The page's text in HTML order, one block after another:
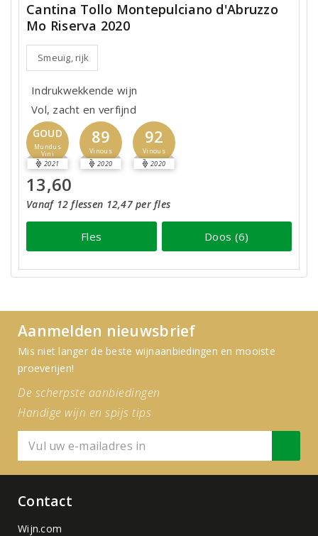
Cantina Tollo Montepulciano d'Abruzzo
Mo Riserva 2020
Smeuïg, rijk
Indrukwekkende wijn
Vol, zacht en verfijnd
GOUD
Mundus
Vini
2021
89
Vinous
2020
92
Vinous
2020
13,60
Vanaf 12 flessen 12,47 per fles
Fles Doos (6)
Aanmelden nieuwsbrief
Mis niet langer de beste wijnaanbiedingen en mooiste
proeverijen!
De scherpste aanbiedingen
Handige wijn en spijs tips
Contact
Wijn.com